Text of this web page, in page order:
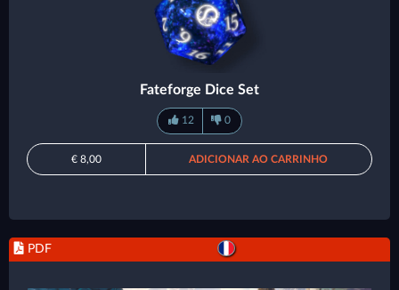
Fateforge Dice Set
12 0
€ 8,00 ADICIONAR AO CARRINHO
PDF